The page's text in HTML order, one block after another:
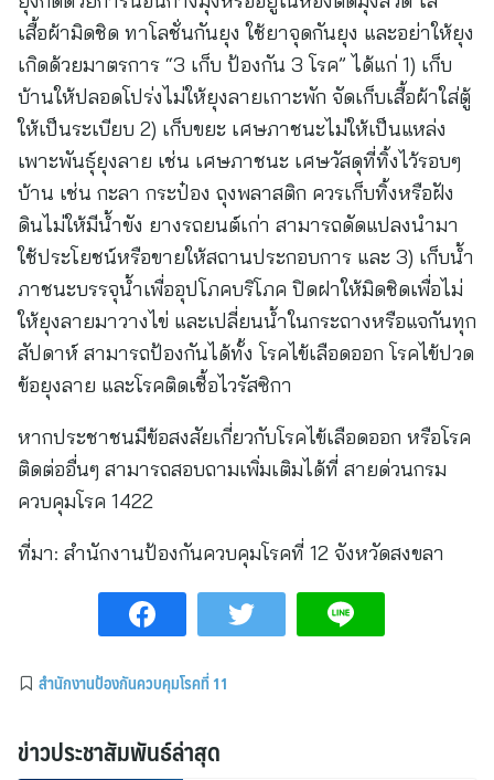
เสื้อผ้ามิดชิด ทาโลชั่นกันยุง ใช้ยาจุดกันยุง และอย่าให้ยุง
เกิดด้วยมาตรการ “3 เก็บ ป้องกัน 3 โรค” ได้แก่ 1) เก็บ
บ้านให้ปลอดโปร่งไม่ให้ยุงลายเกาะพัก จัดเก็บเสื้อผ้าใส่ตู้
ให้เป็นระเบียบ 2) เก็บขยะ เศษภาชนะไม่ให้เป็นแหล่ง
เพาะพันธุ์ยุงลาย เช่น เศษภาชนะ เศษวัสดุที่ทิ้งไว้รอบๆ
บ้าน เช่น กะลา กระป๋อง ถุงพลาสติก ควรเก็บทิ้งหรือฝัง
ดินไม่ให้มีน้ำขัง ยางรถยนต์เก่า สามารถดัดแปลงนำมา
ใช้ประโยชน์หรือขายให้สถานประกอบการ และ 3) เก็บน้ำ
ภาชนะบรรจุน้ำเพื่ออุปโภคบริโภค ปิดฝาให้มิดชิดเพื่อไม่
ให้ยุงลายมาวางไข่ และเปลี่ยนน้ำในกระถางหรือแจกันทุก
สัปดาห์ สามารถป้องกันได้ทั้ง โรคไข้เลือดออก โรคไข้ปวด
ข้อยุงลาย และโรคติดเชื้อไวรัสซิกา
หากประชาชนมีข้อสงสัยเกี่ยวกับโรคไข้เลือดออก หรือโรค
ติดต่ออื่นๆ สามารถสอบถามเพิ่มเติมได้ที่ สายด่วนกรม
ควบคุมโรค 1422
ที่มา: สำนักงานป้องกันควบคุมโรคที่ 12 จังหวัดสงขลา
สำนักงานป้องกันควบคุมโรคที่ 11
ข่าวประชาสัมพันธ์ล่าสุด